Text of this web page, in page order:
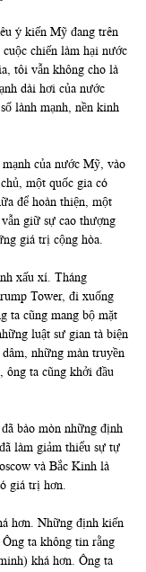
ý kiến Mỹ đang trên
chiến làm hại nước
tôi vẫn không cho là
dài hơi của nước
lành mạnh, nền kinh
của nước Mỹ, vào
một quốc gia có
để hoàn thiện, một
giữ sự cao thượng
giá trị cộng hòa.
xấu xí. Tháng
Tower, đi xuống
ta cũng mang bộ mặt
luật sư gian tà biện
những màn truyền
ông ta cũng khởi đầu
bào mòn những định
làm giảm thiểu sự tự
và Bắc Kinh là
giá trị hơn.
hơn. Những định kiến
ta không tin rằng
khá hơn. Ông ta